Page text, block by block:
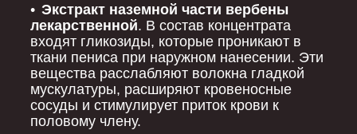
Экстракт наземной части вербены
лекарственной. В состав концентрата
входят гликозиды, которые проникают в
ткани пениса при наружном нанесении. Эти
вещества расслабляют волокна гладкой
мускулатуры, расширяют кровеносные
сосуды и стимулирует приток крови к
половому члену.